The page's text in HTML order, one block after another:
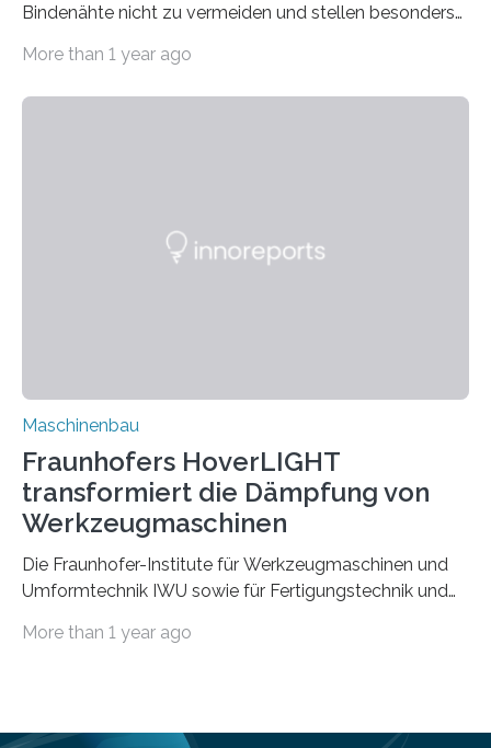
Bindenähte nicht zu vermeiden und stellen besonders
Matrixmaterials eine große Herausforderung dar.
Durch den verstärkten Einsatz von Rezyklaten
More than 1 year ago
Maschinenbau
Fraunhofers HoverLIGHT
transformiert die Dämpfung von
Werkzeugmaschinen
Die Fraunhofer-Institute für Werkzeugmaschinen und
Umformtechnik IWU sowie für Fertigungstechnik und
Durchbruch in der Materialforschung erzielt: Der
More than 1 year ago